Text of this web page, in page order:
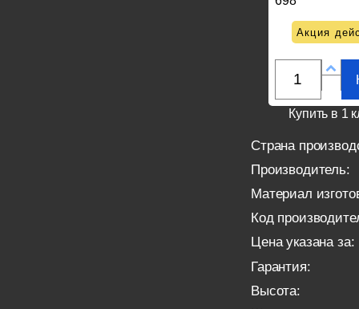
Акция
Купить в 1
Страна
Производитель:
Материал
Код
Цена указана за:
Гарантия:
Высота: